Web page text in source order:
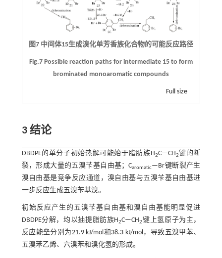
图7 中间体15生成溴化单芳香族化合物的可能反应路径
Fig.7 Possible reaction paths for intermediate 15 to form
brominated monoaromatic compounds
Full size
3 结论
DBDPE的单分子初始热解可能始于脂肪族H2C—CH2键的断
裂，形成大量的五溴苄基自由基；Caromatic—Br键断裂产生
溴自由基是竞争反应通道，溴自由基与五溴苄基自由基进
一步反应生成五溴苄基溴。
初始反应产生的五溴苄基自由基和溴自由基能明显促进
DBDPE分解，均以抽提脂肪族H2C—CH2键上氢原子为主，
反应能垒分别为21.9 kJ/mol和38.3 kJ/mol，导致五溴甲苯、
五溴苯乙烯、六溴苯和溴化氢的形成。